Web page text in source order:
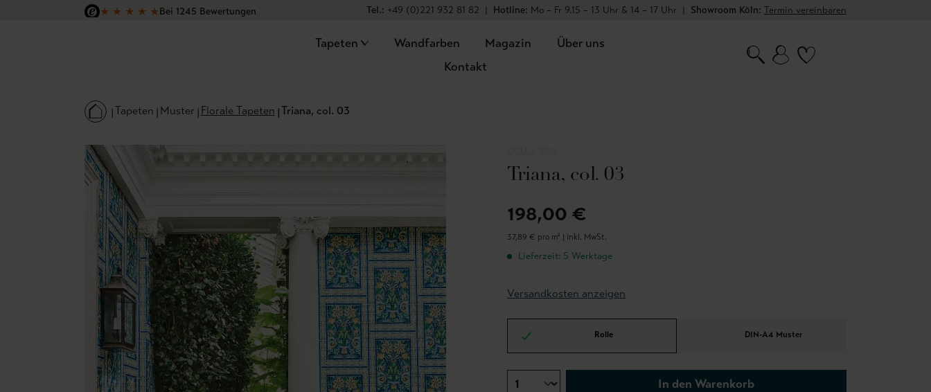
Hauptinhalt springen
Zur Suche springen
Zur Hauptnavigation springen
★ ★ ★ ★ ★Bei 1245 Bewertungen
Tel.: +49 (0)221 932 81 82 | Hotline: Mo – Fr 9.15 – 13 Uhr & 14 – 17 Uhr | Showroom Köln: Termin vereinbaren
Tapeten Wandfarben Magazin
Über uns
Kontakt
Tapeten Muster Florale Tapeten Triana, col. 03
Triana, col. 03
198,00 €
37,89 € pro m² | inkl. MwSt.
Lieferzeit: 5 Werktage
Versandkosten anzeigen
Rolle DIN-A4 Muster
In den Warenkorb